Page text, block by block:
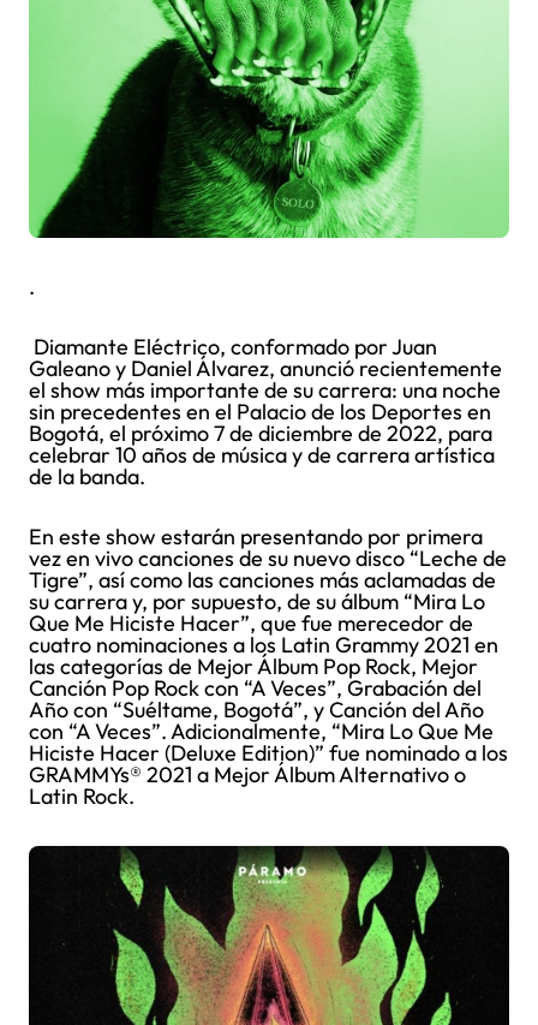
.
Diamante Eléctrico, conformado por Juan
Galeano y Daniel Álvarez, anunció recientemente
el show más importante de su carrera: una noche
sin precedentes en el Palacio de los Deportes en
Bogotá, el próximo 7 de diciembre de 2022, para
celebrar 10 años de música y de carrera artística
de la banda.
En este show estarán presentando por primera
vez en vivo canciones de su nuevo disco “Leche de
Tigre”, así como las canciones más aclamadas de
su carrera y, por supuesto, de su álbum “Mira Lo
Que Me Hiciste Hacer”, que fue merecedor de
cuatro nominaciones a los Latin Grammy 2021 en
las categorías de Mejor Álbum Pop Rock, Mejor
Canción Pop Rock con “A Veces”, Grabación del
Año con “Suéltame, Bogotá”, y Canción del Año
con “A Veces”. Adicionalmente, “Mira Lo Que Me
Hiciste Hacer (Deluxe Edition)” fue nominado a los
GRAMMYs® 2021 a Mejor Álbum Alternativo o
Latin Rock.